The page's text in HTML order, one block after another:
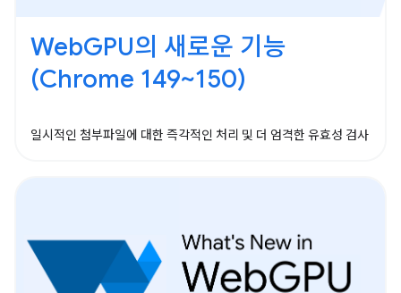
WebGPU의 새로운 기능
(Chrome 149~150)
일시적인 첨부파일에 대한 즉각적인 처리 및 더 엄격한 유효성 검사